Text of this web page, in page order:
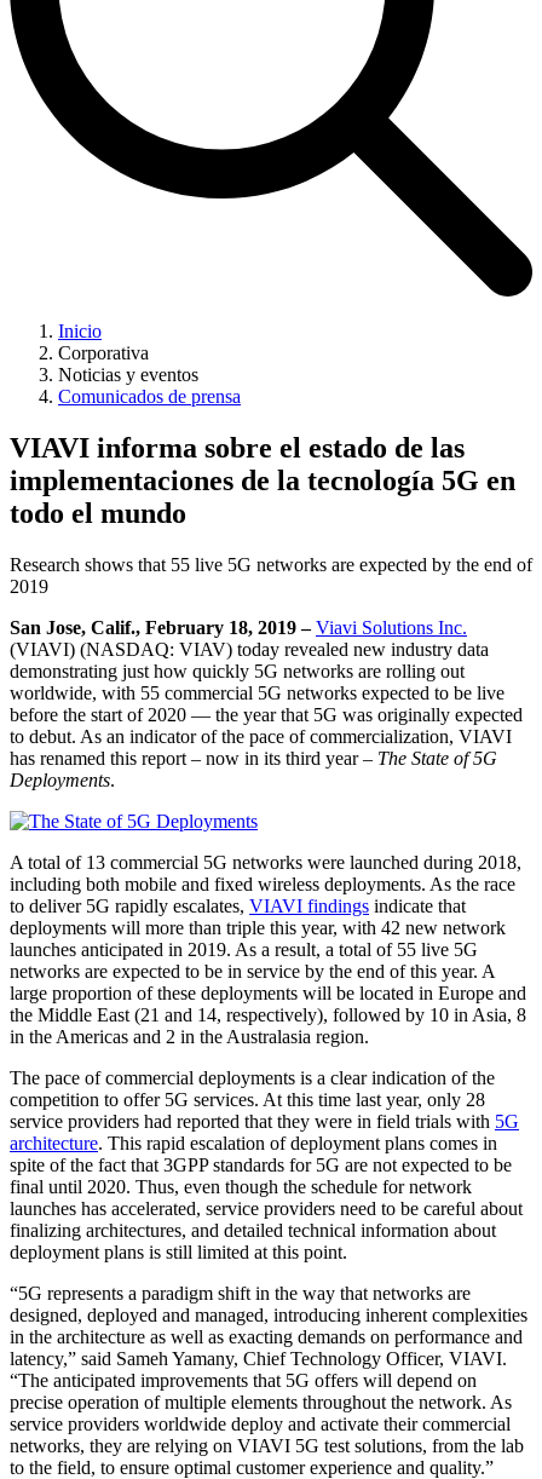
Inicio
Corporativa
Noticias y eventos
Comunicados de prensa
VIAVI informa sobre el estado de las
implementaciones de la tecnología 5G en
todo el mundo
Research shows that 55 live 5G networks are expected by the end of
2019
San Jose, Calif., February 18, 2019 – Viavi Solutions Inc.
(VIAVI) (NASDAQ: VIAV) today revealed new industry data
demonstrating just how quickly 5G networks are rolling out
worldwide, with 55 commercial 5G networks expected to be live
before the start of 2020 — the year that 5G was originally expected
to debut. As an indicator of the pace of commercialization, VIAVI
has renamed this report – now in its third year – The State of 5G
Deployments.
A total of 13 commercial 5G networks were launched during 2018,
including both mobile and fixed wireless deployments. As the race
to deliver 5G rapidly escalates, VIAVI findings indicate that
deployments will more than triple this year, with 42 new network
launches anticipated in 2019. As a result, a total of 55 live 5G
networks are expected to be in service by the end of this year. A
large proportion of these deployments will be located in Europe and
the Middle East (21 and 14, respectively), followed by 10 in Asia, 8
in the Americas and 2 in the Australasia region.
The pace of commercial deployments is a clear indication of the
competition to offer 5G services. At this time last year, only 28
service providers had reported that they were in field trials with 5G
architecture. This rapid escalation of deployment plans comes in
spite of the fact that 3GPP standards for 5G are not expected to be
final until 2020. Thus, even though the schedule for network
launches has accelerated, service providers need to be careful about
finalizing architectures, and detailed technical information about
deployment plans is still limited at this point.
“5G represents a paradigm shift in the way that networks are
designed, deployed and managed, introducing inherent complexities
in the architecture as well as exacting demands on performance and
latency,” said Sameh Yamany, Chief Technology Officer, VIAVI.
“The anticipated improvements that 5G offers will depend on
precise operation of multiple elements throughout the network. As
service providers worldwide deploy and activate their commercial
networks, they are relying on VIAVI 5G test solutions, from the lab
to the field, to ensure optimal customer experience and quality.”